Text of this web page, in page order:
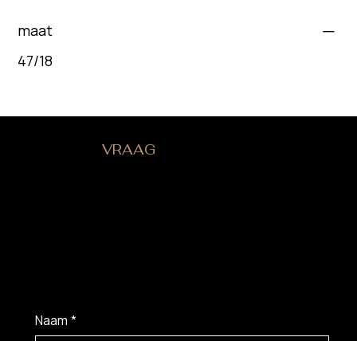
maat
47/18
HEB JE EENVRAAG
Naam *